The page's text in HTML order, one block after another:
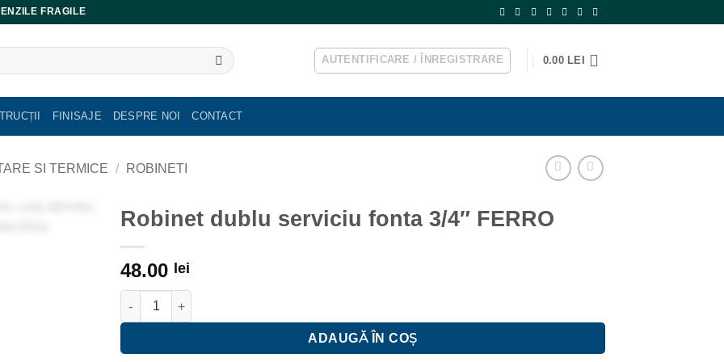
FRAGILE
AUTENTIFICARE / ÎNREGISTRARE 0.00 LEI
FINISAJE DESPRE NOI CONTACT
SI TERMICE / ROBINETI
Robinet dublu serviciu fonta 3/4″ FERRO
48.00 lei
Cantitate Robinet dublu serviciu fonta 3/4" FERRO
ADAUGĂ ÎN COȘ